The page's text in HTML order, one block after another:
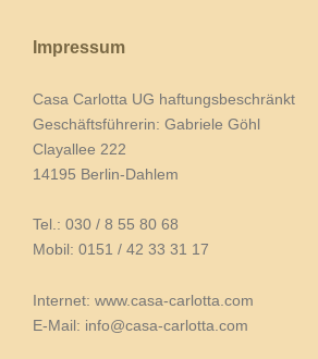
Impressum
Casa Carlotta UG haftungsbeschränkt
Geschäftsführerin: Gabriele Göhl
Clayallee 222
14195 Berlin-Dahlem
Tel.: 030 / 8 55 80 68
Mobil: 0151 / 42 33 31 17
Internet: www.casa-carlotta.com
E-Mail: info@casa-carlotta.com